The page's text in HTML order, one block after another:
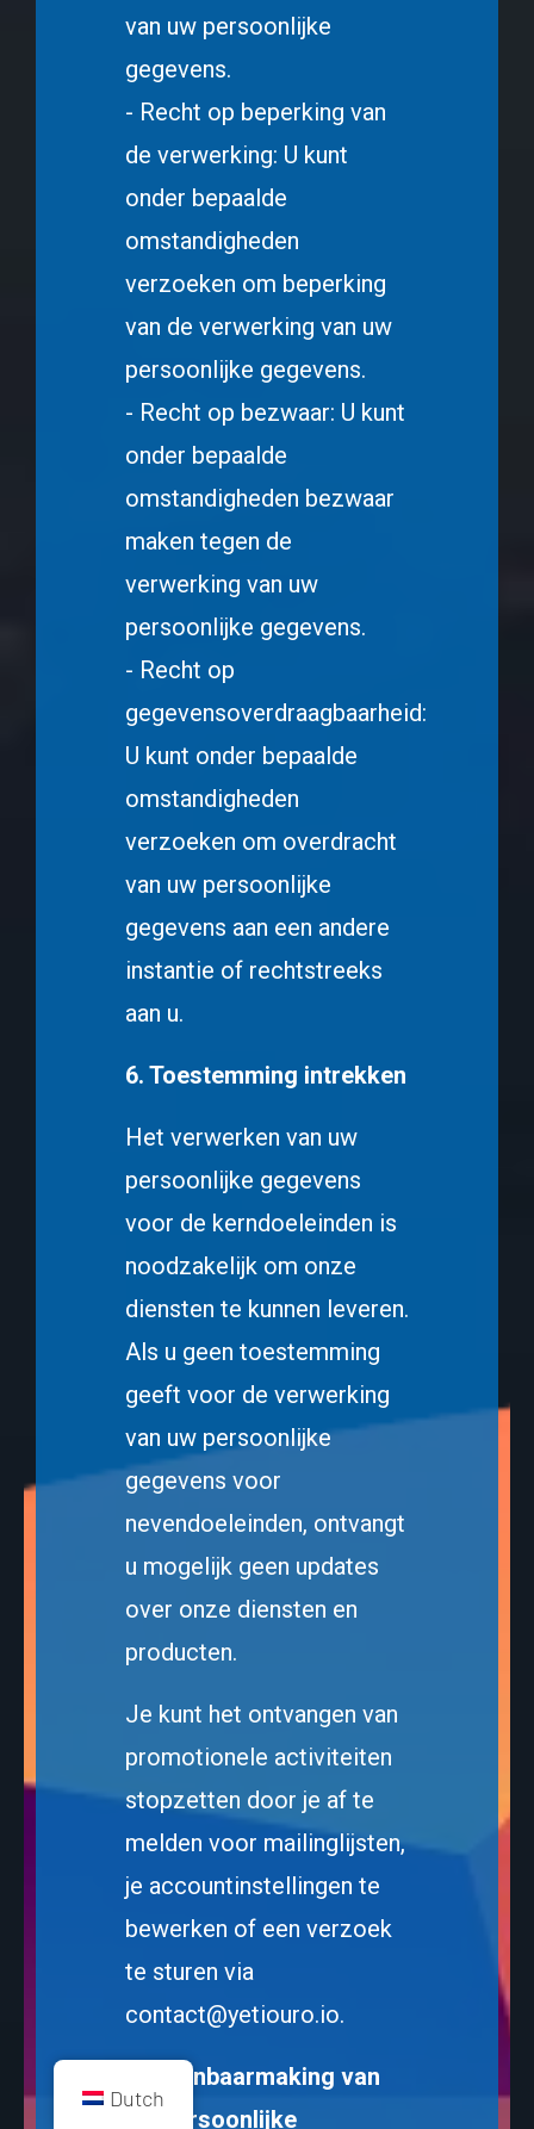
van uw persoonlijke
gegevens.
- Recht op beperking van
de verwerking: U kunt
onder bepaalde
omstandigheden
verzoeken om beperking
van de verwerking van uw
persoonlijke gegevens.
- Recht op bezwaar: U kunt
onder bepaalde
omstandigheden bezwaar
maken tegen de
verwerking van uw
persoonlijke gegevens.
- Recht op
gegevensoverdraagbaarheid:
U kunt onder bepaalde
omstandigheden
verzoeken om overdracht
van uw persoonlijke
gegevens aan een andere
instantie of rechtstreeks
aan u.
6. Toestemming intrekken
Het verwerken van uw
persoonlijke gegevens
voor de kerndoeleinden is
noodzakelijk om onze
diensten te kunnen leveren.
Als u geen toestemming
geeft voor de verwerking
van uw persoonlijke
gegevens voor
nevendoeleinden, ontvangt
u mogelijk geen updates
over onze diensten en
producten.
Je kunt het ontvangen van
promotionele activiteiten
stopzetten door je af te
melden voor mailinglijsten,
je accountinstellingen te
bewerken of een verzoek
te sturen via
contact@yetiouro.io.
7. Openbaarmaking van
uw persoonlijke
Dutch